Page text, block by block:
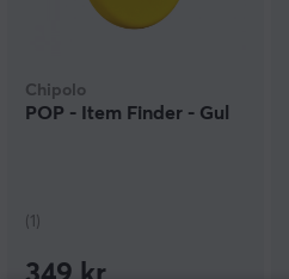
Chipolo
POP - Item Finder - Gul
(1)